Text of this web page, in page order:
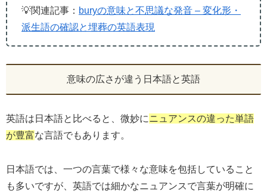
💡関連記事： buryの意味と不思議な発音 – 変化形・
派生語の確認と埋葬の英語表現
意味の広さが違う日本語と英語
英語は日本語と比べると、微妙にニュアンスの違った単語
が豊富な言語でもあります。
日本語では、一つの言葉で様々な意味を包括していること
も多いですが、英語では細かなニュアンスで言葉が明確に